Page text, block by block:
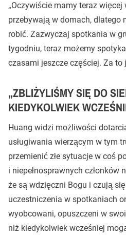
„Oczywiście mamy teraz
przebywają w domach, dlatego
robić. Zazwyczaj spotkania w
tygodniu, teraz możemy
czasami jeszcze częściej. Za to
„ZBLIŻYLIŚMY SIĘ DO
KIEDYKOLWIEK
Huang widzi możliwości
usługiwania wierzącym w tym
przemienić złe sytuacje w coś
i niepełnosprawnych członków
że są wdzięczni Bogu i czują
uczestniczenia w spotkaniach
wyobcowani, opuszczeni w
niż kiedykolwiek wcześniej